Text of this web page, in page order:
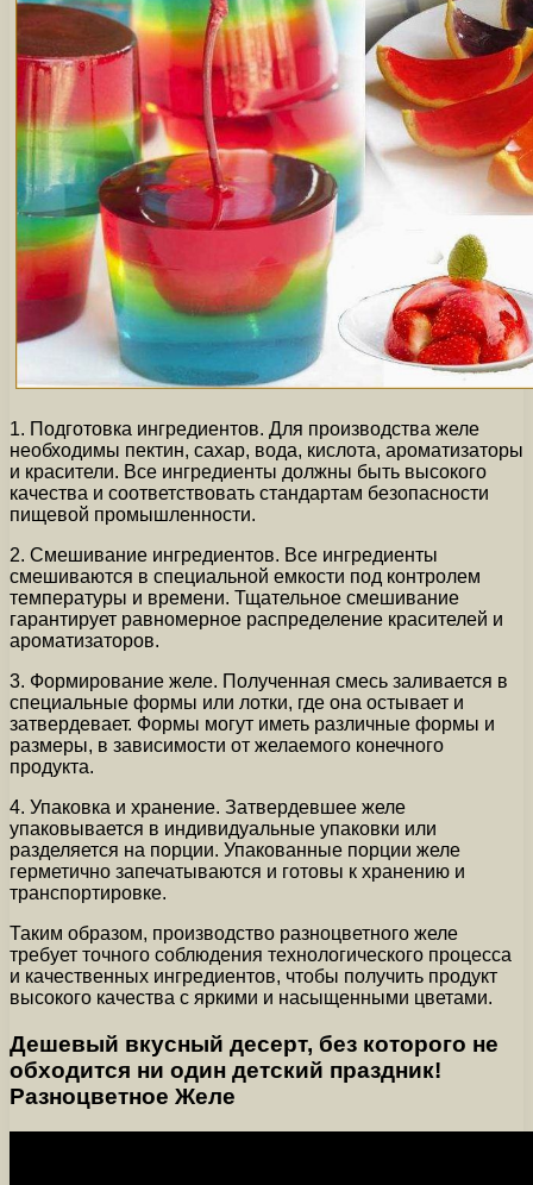
1. Подготовка ингредиентов. Для производства желе
необходимы пектин, сахар, вода, кислота, ароматизаторы
и красители. Все ингредиенты должны быть высокого
качества и соответствовать стандартам безопасности
пищевой промышленности.
2. Смешивание ингредиентов. Все ингредиенты
смешиваются в специальной емкости под контролем
температуры и времени. Тщательное смешивание
гарантирует равномерное распределение красителей и
ароматизаторов.
3. Формирование желе. Полученная смесь заливается в
специальные формы или лотки, где она остывает и
затвердевает. Формы могут иметь различные формы и
размеры, в зависимости от желаемого конечного
продукта.
4. Упаковка и хранение. Затвердевшее желе
упаковывается в индивидуальные упаковки или
разделяется на порции. Упакованные порции желе
герметично запечатываются и готовы к хранению и
транспортировке.
Таким образом, производство разноцветного желе
требует точного соблюдения технологического процесса
и качественных ингредиентов, чтобы получить продукт
высокого качества с яркими и насыщенными цветами.
Дешевый вкусный десерт, без которого не
обходится ни один детский праздник!
Разноцветное Желе